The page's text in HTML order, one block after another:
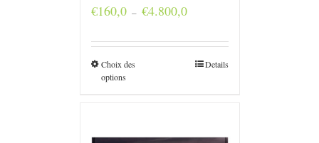
€160,0 – €4.800,0Plage
€160,0
Choix des
options
Details